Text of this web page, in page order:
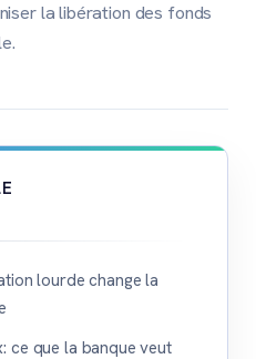
la libération des fonds
lourde change la
ce que la banque veut